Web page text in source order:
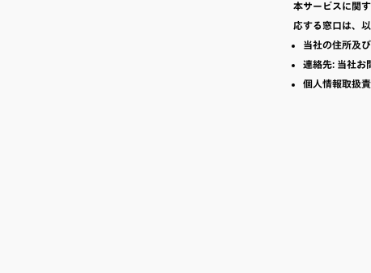
本サービスに関
応する窓口は、
当社の住所及
連絡先: 当社お
個人情報取扱